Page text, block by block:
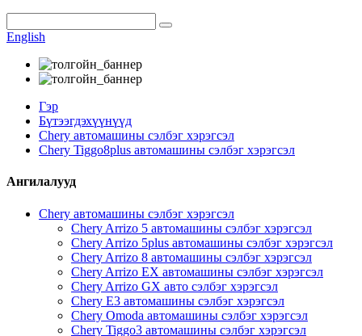
English
Гэр
Бүтээгдэхүүнүүд
Chery автомашины сэлбэг хэрэгсэл
Chery Tiggo8plus автомашины сэлбэг хэрэгсэл
Ангилалууд
Chery автомашины сэлбэг хэрэгсэл
Chery Arrizo 5 автомашины сэлбэг хэрэгсэл
Chery Arrizo 5plus автомашины сэлбэг хэрэгсэл
Chery Arrizo 8 автомашины сэлбэг хэрэгсэл
Chery Arrizo EX автомашины сэлбэг хэрэгсэл
Chery Arrizo GX авто сэлбэг хэрэгсэл
Chery E3 автомашины сэлбэг хэрэгсэл
Chery Omoda автомашины сэлбэг хэрэгсэл
Chery Tiggo3 автомашины сэлбэг хэрэгсэл